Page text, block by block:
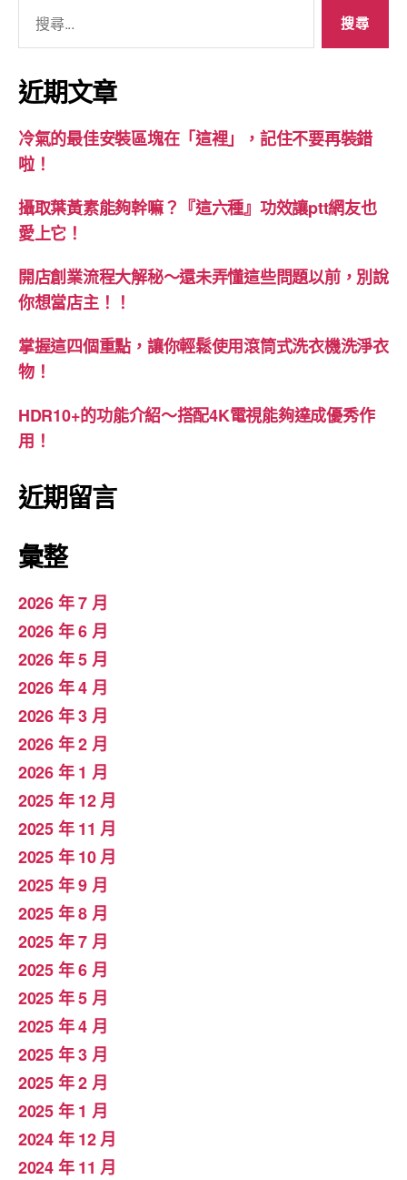
關
鍵
字:
近期文章
冷氣的最佳安裝區塊在「這裡」，記住不要再裝錯
啦！
攝取葉黃素能夠幹嘛？『這六種』功效讓ptt網友也
愛上它！
開店創業流程大解秘～還未弄懂這些問題以前，別說
你想當店主！！
掌握這四個重點，讓你輕鬆使用滾筒式洗衣機洗淨衣
物！
HDR10+的功能介紹～搭配4K電視能夠達成優秀作
用！
近期留言
彙整
2026 年 7 月
2026 年 6 月
2026 年 5 月
2026 年 4 月
2026 年 3 月
2026 年 2 月
2026 年 1 月
2025 年 12 月
2025 年 11 月
2025 年 10 月
2025 年 9 月
2025 年 8 月
2025 年 7 月
2025 年 6 月
2025 年 5 月
2025 年 4 月
2025 年 3 月
2025 年 2 月
2025 年 1 月
2024 年 12 月
2024 年 11 月